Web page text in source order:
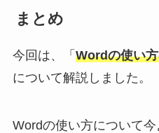
まとめ
今回は、「 Wordの使い
について解説しました。
Wordの使い方について